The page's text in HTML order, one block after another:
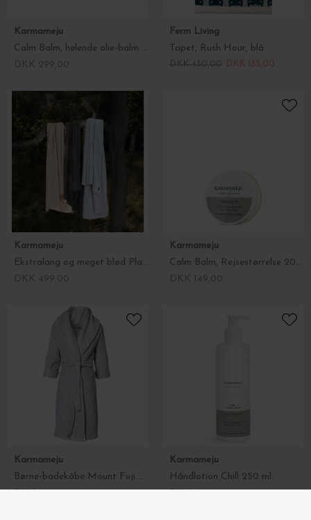
Karmameju
Calm Balm, helende olie-balm - Prisvinder!
Ferm Living
Tapet, Rush Hour, blå
Karmameju
Ekstralang og meget blød Plaid i Fleece, Himalaya, Fl. Farver
Karmameju
Calm Balm, Rejsestørrelse 20 ml.
Karmameju
Børne-badekåbe Mount Fuji Str. 3 år til 12 år
Karmameju
Håndlotion Chill 250 ml.